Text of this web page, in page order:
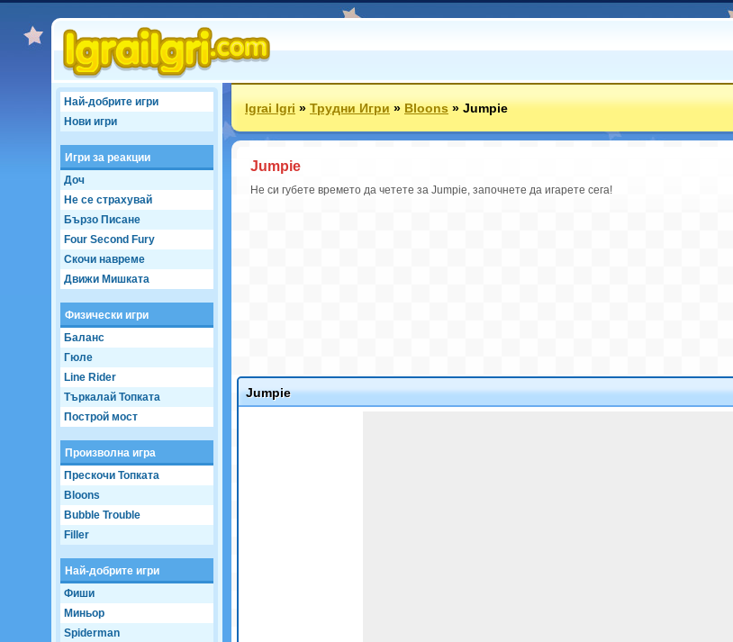
Най-добрите игри
Нови игри
Игри за реакции
Доч
Не се страхувай
Бързо Писане
Four Second Fury
Скочи навреме
Движи Мишката
Физически игри
Баланс
Гюле
Line Rider
Търкалай Топката
Построй мост
Произволна игра
Прескочи Топката
Bloons
Bubble Trouble
Filler
Най-добрите игри
Фиши
Миньор
Spiderman
Igrai Igri»Трудни Игри»Bloons»Jumpie
Jumpie
Не си губете времето да четете за Jumpie, започнете да игарете сега!
Jumpie